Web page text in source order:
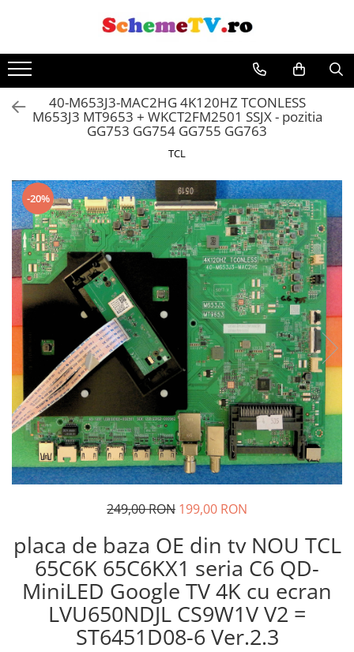
40-M653J3-MAC2HG 4K120HZ TCONLESS
M653J3 MT9653 + WKCT2FM2501 SSJX - pozitia
GG753 GG754 GG755 GG763
TCL
-20%
249,00 RON 199,00 RON
placa de baza OE din tv NOU TCL
65C6K 65C6KX1 seria C6 QD-
MiniLED Google TV 4K cu ecran
LVU650NDJL CS9W1V V2 =
ST6451D08-6 Ver.2.3